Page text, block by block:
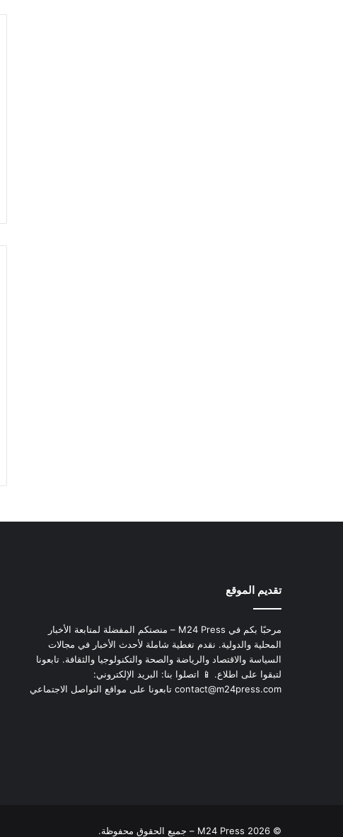
تقديم الموقع
مرحبًا بكم في M24 Press – منصتكم المفضلة لمتابعة الأخبار
المحلية والدولية. نقدم تغطية شاملة لأحدث الأخبار في مجالات
السياسة والاقتصاد والرياضة والصحة والتكنولوجيا والثقافة. تابعونا
لتبقوا على اطلاع. 📱 اتصلوا بنا: البريد الإلكتروني:
contact@m24press.com تابعونا على مواقع التواصل الاجتماعي
© 2026 M24 Press – جميع الحقوق محفوظة.